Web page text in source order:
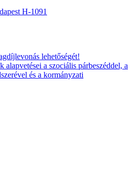
H-1091
lehetőségét!
alapvetései a szociális párbeszéddel, a
és a kormányzati